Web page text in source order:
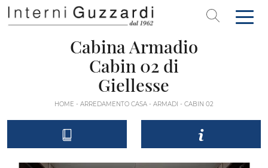
Cabina Armadio
Cabin 02 di
Giellesse
HOME - ARREDAMENTO CASA - ARMADI - CABIN 02